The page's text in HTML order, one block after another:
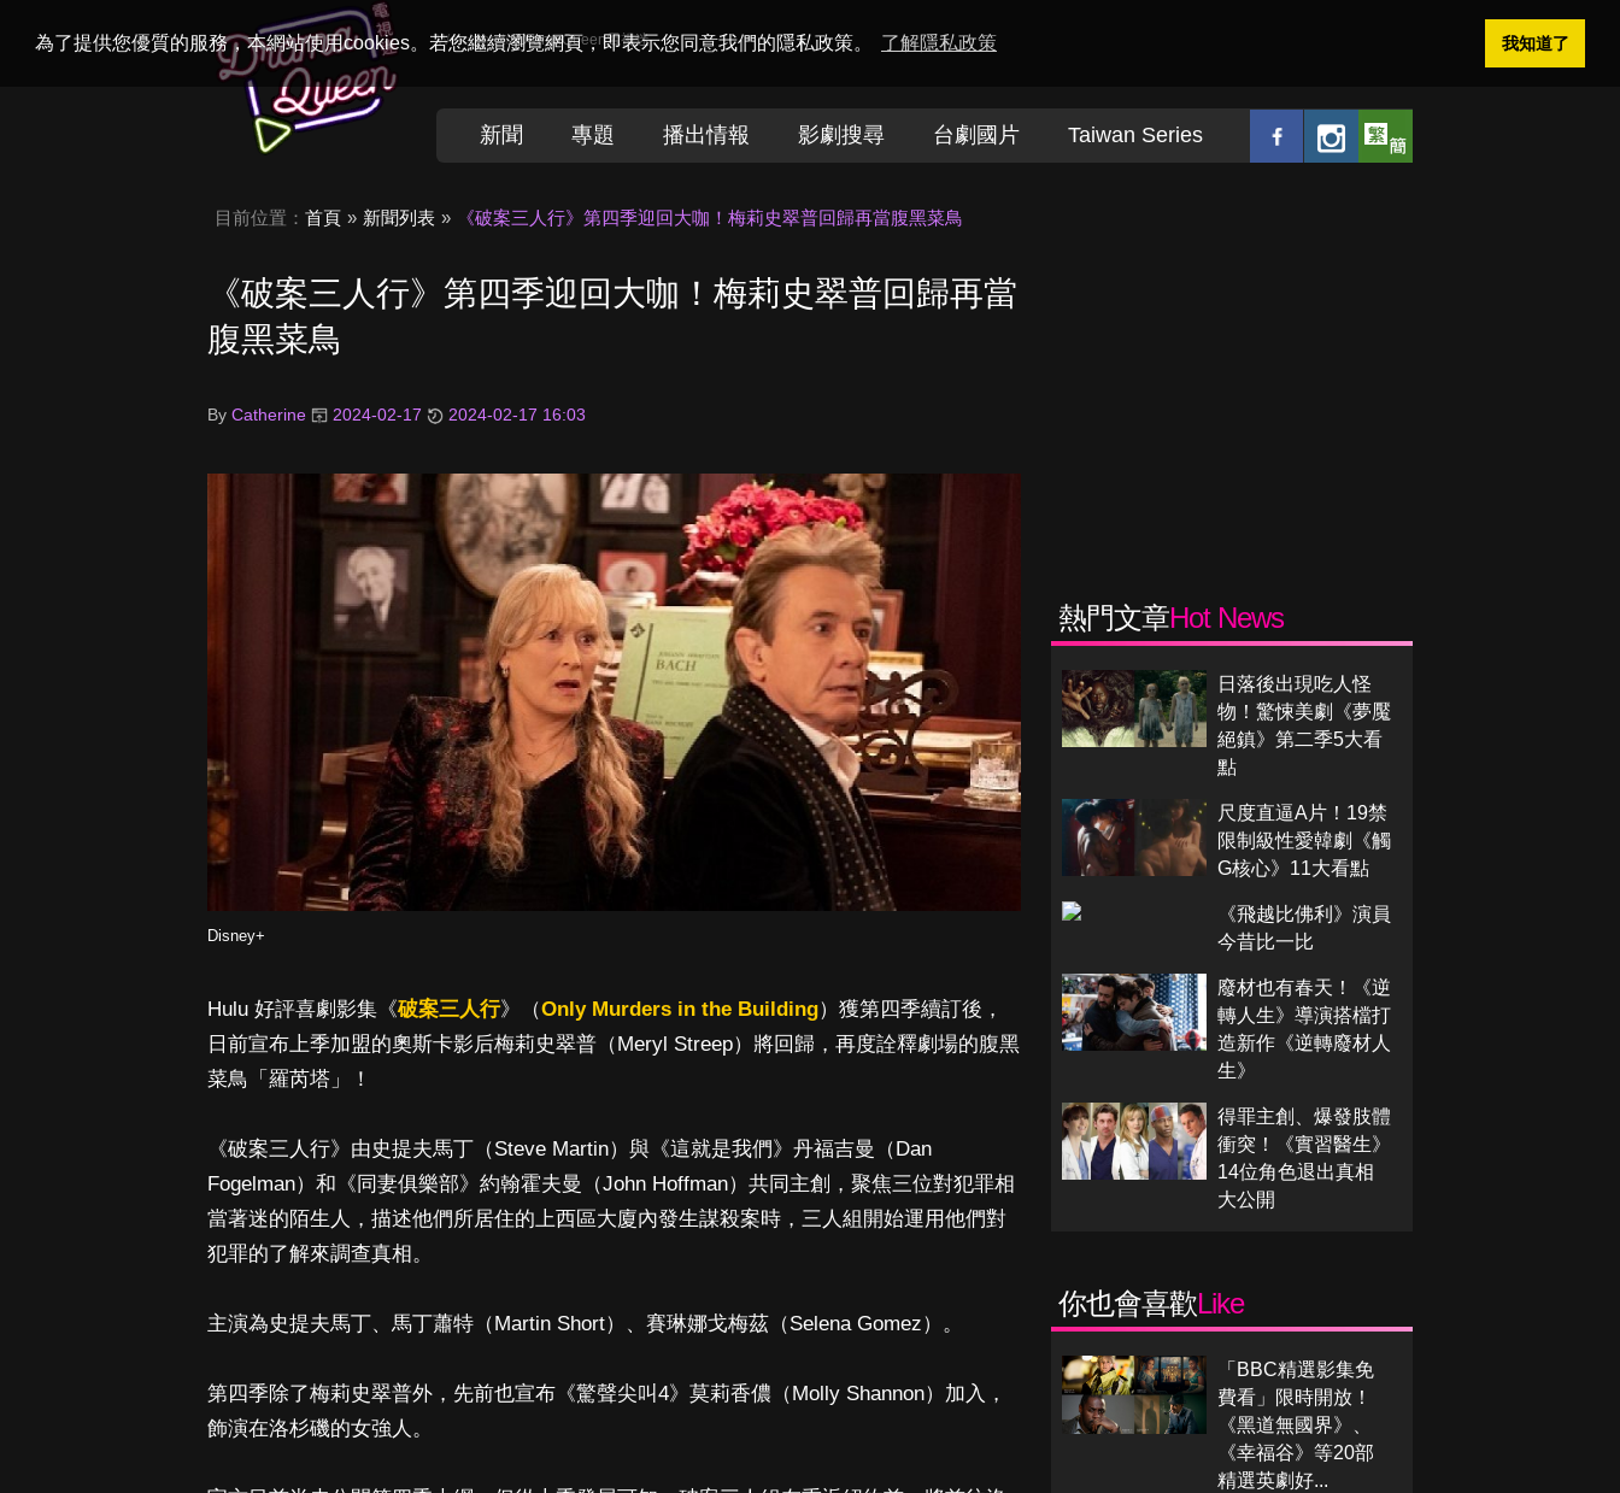
為了提供您優質的服務，本網站使用cookies。若您繼續瀏覽網頁，即表示您同意我們的隱私政策。 了解隱私政策 我知道了
Welcome toDramaQueen電視迷
新聞 專題 播出情報 影劇搜尋 台劇國片 Taiwan Series
目前位置： 首頁 新聞列表 《破案三人行》第四季迎回大咖！梅莉史翠普回歸再當腹黑菜鳥
《破案三人行》第四季迎回大咖！梅莉史翠普回歸再當
腹黑菜鳥
By Catherine 2024-02-17 2024-02-17 16:03
Disney+
Hulu 好評喜劇影集《破案三人行》（Only Murders in the Building）獲第四季續訂後，
日前宣布上季加盟的奧斯卡影后梅莉史翠普（Meryl Streep）將回歸，再度詮釋劇場的腹黑
菜鳥「羅芮塔」！
《破案三人行》由史提夫馬丁（Steve Martin）與《這就是我們》丹福吉曼（Dan
Fogelman）和《同妻俱樂部》約翰霍夫曼（John Hoffman）共同主創，聚焦三位對犯罪相
當著迷的陌生人，描述他們所居住的上西區大廈內發生謀殺案時，三人組開始運用他們對
犯罪的了解來調查真相。
主演為史提夫馬丁、馬丁蕭特（Martin Short）、賽琳娜戈梅茲（Selena Gomez）。
第四季除了梅莉史翠普外，先前也宣布《驚聲尖叫4》莫莉香儂（Molly Shannon）加入，
飾演在洛杉磯的女強人。
熱門文章Hot News
日落後出現吃人怪
物！驚悚美劇《夢魘
絕鎮》第二季5大看
點
尺度直逼A片！19禁
限制級性愛韓劇《觸
G核心》11大看點
《飛越比佛利》演員
今昔比一比
廢材也有春天！《逆
轉人生》導演搭檔打
造新作《逆轉廢材人
生》
得罪主創、爆發肢體
衝突！《實習醫生》
14位角色退出真相
大公開
你也會喜歡Like
「BBC精選影集免
費看」限時開放！
《黑道無國界》、
《幸福谷》等20部
精選英劇好...